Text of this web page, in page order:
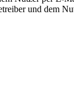
und dem